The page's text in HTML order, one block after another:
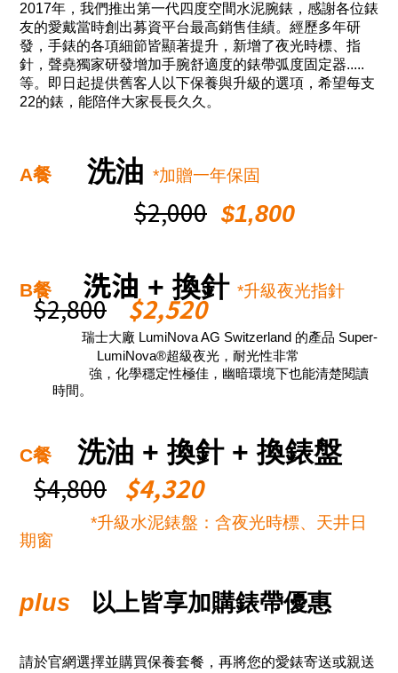
2017年，我們推出第一代四度空間水泥腕錶，感謝各位錶
友的愛戴當時創出募資平台最高銷售佳績。經歷多年研
發，手錶的各項細節皆顯著提升，新增了夜光時標、指
針，聲堯獨家研發增加手腕舒適度的錶帶弧度固定器.....
等。即日起提供舊客人以下保養與升級的選項，希望每支
22的錶，能陪伴大家長長久久。
A餐 洗油 *加贈一年保固
$2,000 $1,800
B餐 洗油 +換針 *升級夜光指針
$2,800 $2,520
瑞士大廠 LumiNova AG Switzerland 的產品 Super-
LumiNova®超級夜光， 耐光性非常
強 ， 化學穩定性極佳 ， 幽暗環境下也能清楚閱讀
時間。
C餐 洗油 +換針+換錶盤
$4,800 $4,320
*升級水泥錶盤：含夜光時標、天井日
期窗
plus 以上皆享加購錶帶優惠
請於官網選擇並購買保養套餐，再將您的愛錶寄送或親送